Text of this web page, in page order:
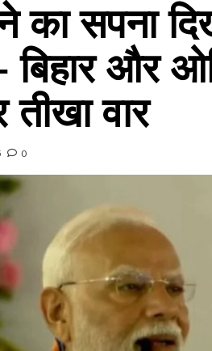
का सपना
बिहार और
तीखा वार
0